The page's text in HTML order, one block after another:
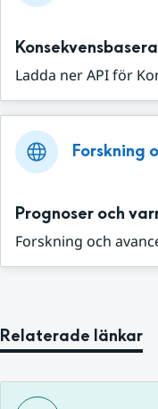
Ladda ner API för
Forskning
Prognoser och
Forskning och
Relaterade länkar